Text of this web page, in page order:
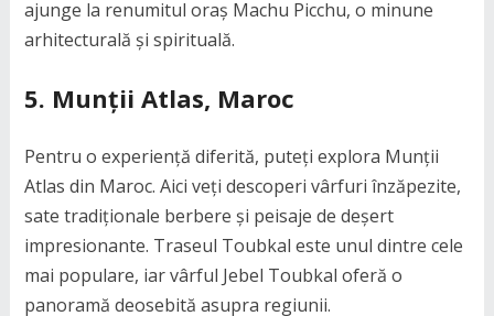
ajunge la renumitul oraș Machu Picchu, o minune
arhitecturală și spirituală.
5. Munții Atlas, Maroc
Pentru o experiență diferită, puteți explora Munții
Atlas din Maroc. Aici veți descoperi vârfuri înzăpezite,
sate tradiționale berbere și peisaje de deșert
impresionante. Traseul Toubkal este unul dintre cele
mai populare, iar vârful Jebel Toubkal oferă o
panoramă deosebită asupra regiunii.